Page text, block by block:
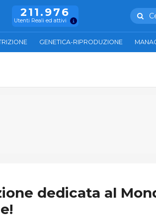
211.976
Utenti Reali ed attivi
GENETICA-RIPRODUZIONE
dedicata al